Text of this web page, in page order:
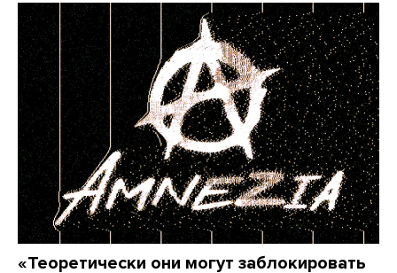
«Теоретически они могут заблокировать